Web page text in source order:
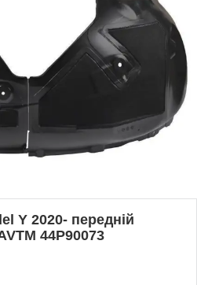
Y 2020- передній
44P90073